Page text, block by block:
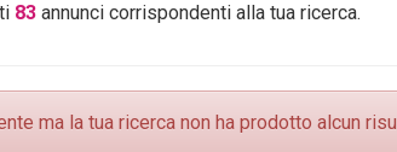
83 annunci corrispondenti alla tua ricerca.
ma la tua ricerca non ha prodotto alcun